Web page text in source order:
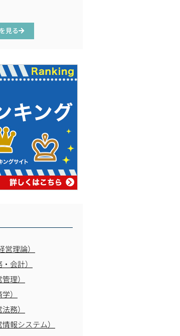
見る
営理論）
会計）
理）
）
務）
報システム）